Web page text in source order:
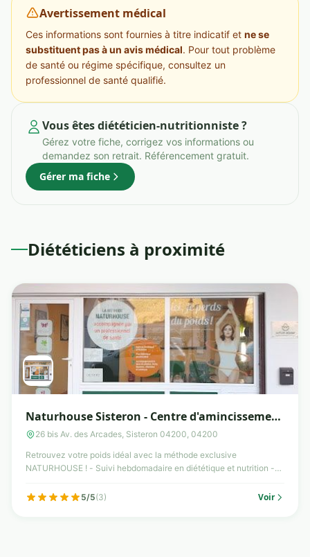
Avertissement médical
Ces informations sont fournies à titre indicatif et ne se
substituent pas à un avis médical. Pour tout problème
de santé ou régime spécifique, consultez un
professionnel de santé qualifié.
Vous êtes diététicien-nutritionniste ?
Gérez votre fiche, corrigez vos informations ou
demandez son retrait. Référencement gratuit.
Gérer ma fiche
Diététiciens à proximité
Naturhouse Sisteron - Centre d'amincissement
et diététique
26 bis Av. des Arcades, Sisteron 04200, 04200
Retrouvez votre poids idéal avec la méthode exclusive
NATURHOUSE ! - Suivi hebdomadaire en diététique et nutrition -
5/5(3) Voir